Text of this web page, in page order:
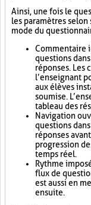
Ainsi, une fois le
les paramètres
mode du
Commentaire
questions
réponses. Les
l’enseignant
aux élèves
soumise.
tableau des
Navigation
questions
réponses
progression
temps réel.
Rythme
flux de
est aussi en
ensuite.